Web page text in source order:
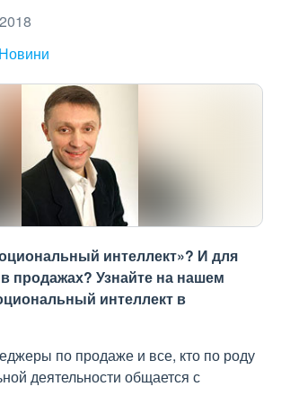
Новини
интеллект»? И для
продажах? Узнайте на нашем
интеллект в
по продаже и все, кто по роду
деятельности общается с